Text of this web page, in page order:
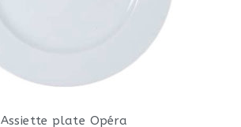
Assiette plate Opéra